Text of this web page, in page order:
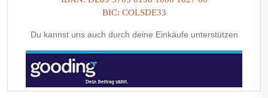
BIC: COLSDE33
Du kannst uns auch durch deine Einkäufe unterstützen